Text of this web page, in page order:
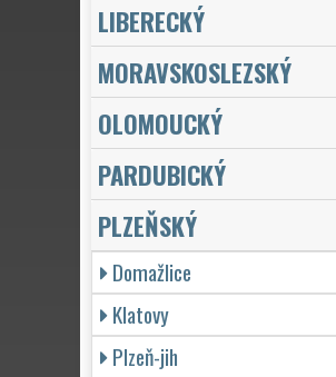
LIBERECKÝ
MORAVSKOSLEZSKÝ
OLOMOUCKÝ
PARDUBICKÝ
PLZEŇSKÝ
Domažlice
Klatovy
Plzeň-jih